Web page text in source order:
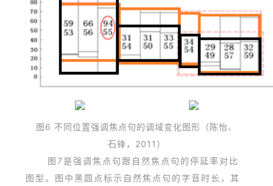
图6 不同位置强调焦点句的调域变化图形
（陈怡、
石锋，2011）
图7是强调焦点句跟自然焦点句的停延率对比
图型。图中黑圆点标示自然焦点句的字音时长，其